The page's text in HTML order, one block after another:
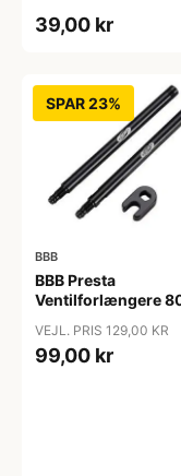
39,00 kr
SPAR 23%
BBB
BBB Presta
Ventilforlængere
VEJL. PRIS 129,00 KR
99,00 kr